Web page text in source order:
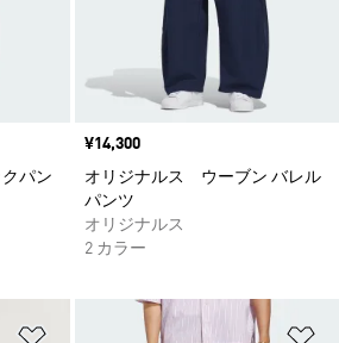
パン
価格
¥14,300
オリジナルス ウーブン バレル
パンツ
オリジナルス
2 カラー
ほしいものリストに追加